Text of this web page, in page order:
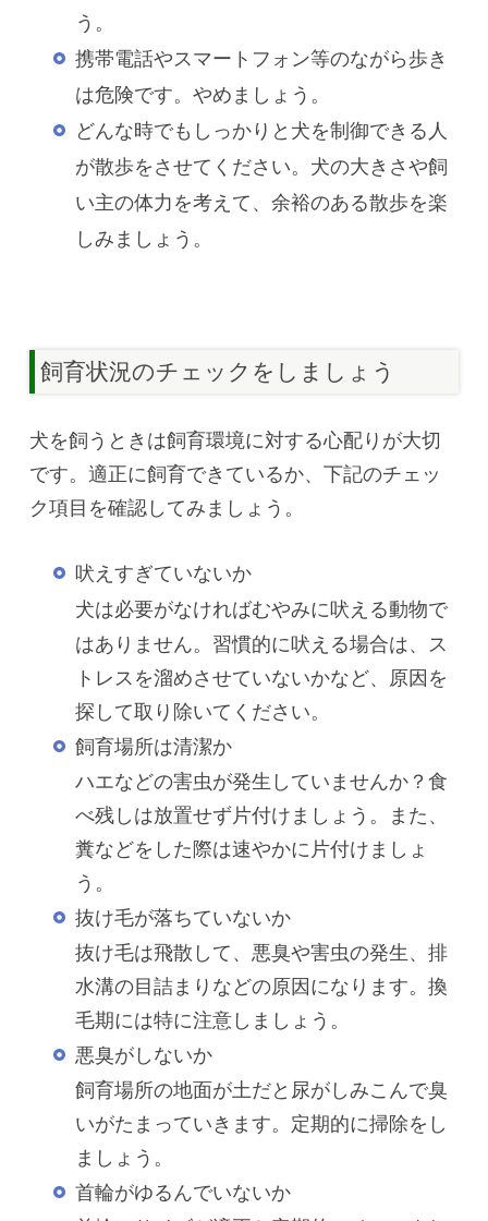
う。
携帯電話やスマートフォン等のながら歩き
は危険です。やめましょう。
どんな時でもしっかりと犬を制御できる人
が散歩をさせてください。犬の大きさや飼
い主の体力を考えて、余裕のある散歩を楽
しみましょう。
飼育状況のチェックをしましょう
犬を飼うときは飼育環境に対する心配りが大切
です。適正に飼育できているか、下記のチェッ
ク項目を確認してみましょう。
吠えすぎていないか
犬は必要がなければむやみに吠える動物で
はありません。習慣的に吠える場合は、ス
トレスを溜めさせていないかなど、原因を
探して取り除いてください。
飼育場所は清潔か
ハエなどの害虫が発生していませんか？食
べ残しは放置せず片付けましょう。また、
糞などをした際は速やかに片付けましょ
う。
抜け毛が落ちていないか
抜け毛は飛散して、悪臭や害虫の発生、排
水溝の目詰まりなどの原因になります。換
毛期には特に注意しましょう。
悪臭がしないか
飼育場所の地面が土だと尿がしみこんで臭
いがたまっていきます。定期的に掃除をし
ましょう。
首輪がゆるんでいないか